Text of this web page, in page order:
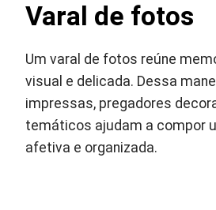
Varal de fotos
Um varal de fotos reúne
visual e delicada. Dessa
impressas, pregadores
temáticos ajudam a compor
afetiva e organizada.